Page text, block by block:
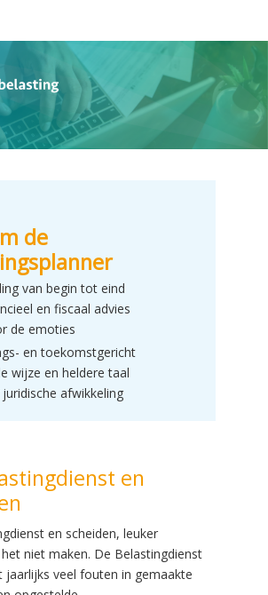
de
van begin tot eind
en fiscaal advies
de emoties
en toekomstgericht
wijze en heldere taal
afwikkeling
en
en scheiden, leuker
niet maken. De Belastingdienst
jaarlijks veel fouten in gemaakte